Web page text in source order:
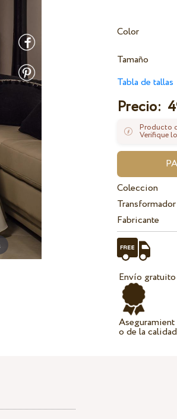
Color
Tamaño
Tabla de tallas
Precio:
Producto
Verifique
Coleccion
Transformador
Fabricante
Envío gratuito
Aseguramient
o de la calidad